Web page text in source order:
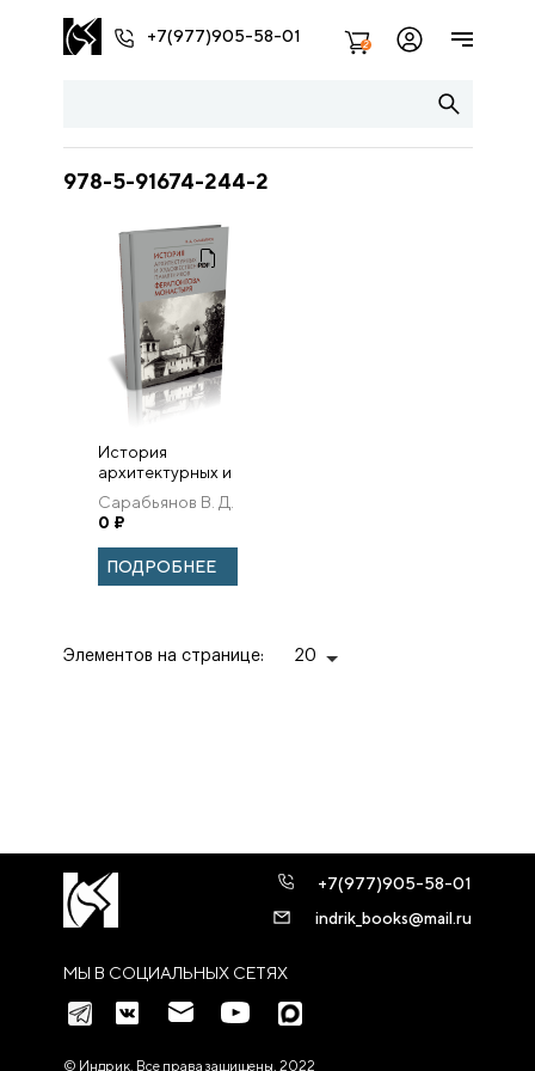
+7(977)905-58-01 2
978-5-91674-244-2
История
архитектурных и
художественных
памятников
Ферапонтова
монастыря.
Сарабьянов В. Д.
0 ₽
ПОДРОБНЕЕ
Элементов на странице: 20
МЫ В СОЦИАЛЬНЫХ СЕТЯХ
+7(977)905-58-01
indrik_books@mail.ru
© Индрик. Все права защищены, 2022